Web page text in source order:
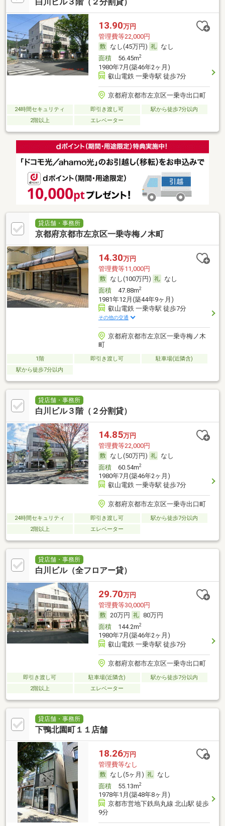
白川ビル３階（２分割貸）
13.90万円
管理費等22,000円
なし(45万円)
なし
面積56.45m2
1980年7月(築46年2ヶ月)
叡山電鉄 一乗寺駅 徒歩7分
京都府京都市左京区一乗寺出口町
24時間セキュリティ 即引き渡し可
駅から徒歩7分以内
2階以上
エレベーター
貸店舗・事務所
京都府京都市左京区一乗寺梅ノ木町
14.30万円
管理費等11,000円
なし(100万円)
なし
面積47.88m2
1981年12月(築44年9ヶ月)
叡山電鉄 一乗寺駅 徒歩7分
その他の交通
京都府京都市左京区一乗寺梅ノ木
町
1階 即引き渡し可
駐車場(近隣含)
駅から徒歩7分以内
貸店舗・事務所
白川ビル３階（２分割貸）
14.85万円
管理費等22,000円
なし(50万円)
なし
面積60.54m2
1980年7月(築46年2ヶ月)
叡山電鉄 一乗寺駅 徒歩7分
京都府京都市左京区一乗寺出口町
24時間セキュリティ 即引き渡し可
駅から徒歩7分以内
2階以上
エレベーター
貸店舗・事務所
白川ビル（全フロアー貸）
29.70万円
管理費等30,000円
20万円
80万円
面積144.2m2
1980年7月(築46年2ヶ月)
叡山電鉄 一乗寺駅 徒歩7分
京都府京都市左京区一乗寺出口町
即引き渡し可 駐車場(近隣含)
駅から徒歩7分以内
2階以上
エレベーター
貸店舗・事務所
下鴨北園町１１店舗
18.26万円
管理費等なし
なし(5ヶ月)
なし
面積55.13m2
1978年1月(築48年8ヶ月)
京都市営地下鉄烏丸線 北山駅 徒歩
9分